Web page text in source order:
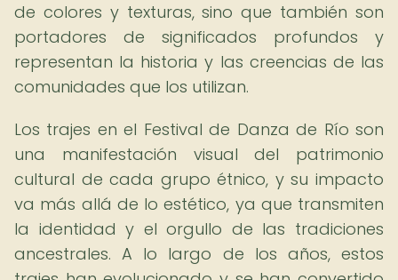
de colores y texturas, sino que también son
portadores de significados profundos y
representan la historia y las creencias de las
comunidades que los utilizan.
Los trajes en el Festival de Danza de Río son
una manifestación visual del patrimonio
cultural de cada grupo étnico, y su impacto
va más allá de lo estético, ya que transmiten
la identidad y el orgullo de las tradiciones
ancestrales. A lo largo de los años, estos